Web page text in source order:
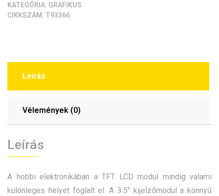
KATEGÓRIA: GRAFIKUS
CIKKSZÁM: T93366
Leírás
Vélemények (0)
Leírás
A hobbi elektronikában a TFT LCD modul mindig valami
különleges helyet foglalt el. A 3.5″ kijelzőmodul a könnyű